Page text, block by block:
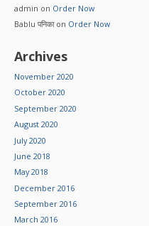
admin on Order Now
Bablu पनिकाon Order Now
Archives
November 2020
October 2020
September 2020
August 2020
July 2020
June 2018
May 2018
December 2016
September 2016
March 2016